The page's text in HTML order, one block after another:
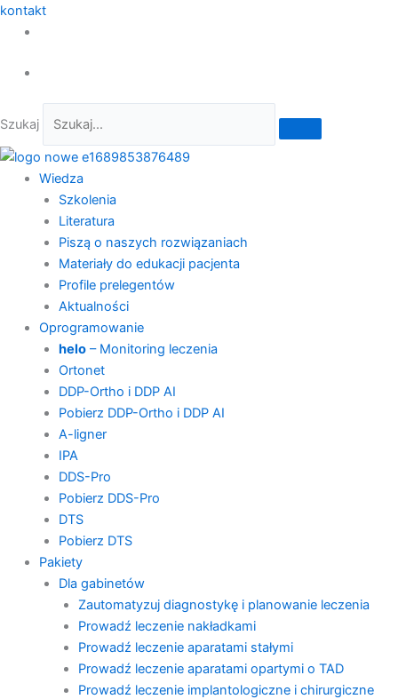
kontakt
Szukaj
Wiedza
Szkolenia
Literatura
Piszą o naszych rozwiązaniach
Materiały do edukacji pacjenta
Profile prelegentów
Aktualności
Oprogramowanie
helo– Monitoring leczenia
Ortonet
DDP-Ortho i DDP AI
Pobierz DDP-Ortho i DDP AI
A-ligner
IPA
DDS-Pro
Pobierz DDS-Pro
DTS
Pobierz DTS
Pakiety
Dla gabinetów
Zautomatyzuj diagnostykę i planowanie leczenia
Prowadź leczenie nakładkami
Prowadź leczenie aparatami stałymi
Prowadź leczenie aparatami opartymi o TAD
Prowadź leczenie implantologiczne i chirurgiczne